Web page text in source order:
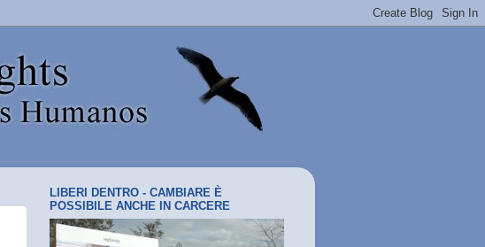
LIBERI DENTRO - CAMBIARE È
POSSIBILE ANCHE IN CARCERE